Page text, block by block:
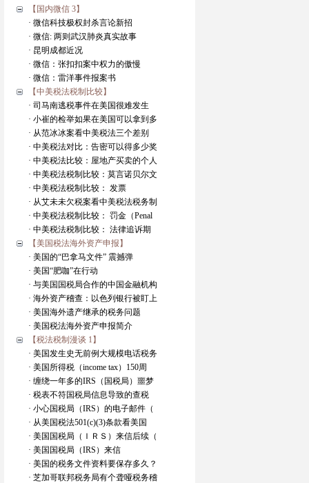
【国内微信 3】
· 微信科技极权封杀言论新招
· 微信: 两则武汉肺炎真实故事
· 昆明成都近况
· 微信：张扣扣案中权力的傲慢
· 微信：雷洋事件报案书
【中美税法税制比较】
· 司马南逃税事件在美国很难发生
· 小崔的检举如果在美国可以拿到多
· 从范冰冰案看中美税法三个差别
· 中美税法对比：告密可以得多少奖
· 中美税法比较：屋地产买卖的个人
· 中美税法税制比较：莫言诺贝尔文
· 中美税法税制比较： 发票
· 从艾未未欠税案看中美税法税务制
· 中美税法税制比较： 罚金（Penal
· 中美税法税制比较： 法律追诉期
【美国税法海外资产申报】
· 美国的“巴拿马文件” 震撼弹
· 美国“肥咖”在行动
· 与美国国税局合作的中国金融机构
· 海外资产稽查：以色列银行被盯上
· 美国海外遗产继承的税务问题
· 美国税法海外资产申报简介
【税法税制漫谈 1】
· 美国发生史无前例大规模电话税务
· 美国所得税（income tax）150周
· 缠绕一年多的IRS（国税局）噩梦
· 税表不符国税局信息导致的查税
· 小心国税局（IRS）的电子邮件（
· 从美国税法501(c)(3)条款看美国
· 美国国税局（ＩＲＳ）来信后续（
· 美国国税局（IRS）来信
· 美国的税务文件资料要保存多久？
· 芝加哥联邦税务局有个聋哑税务稽